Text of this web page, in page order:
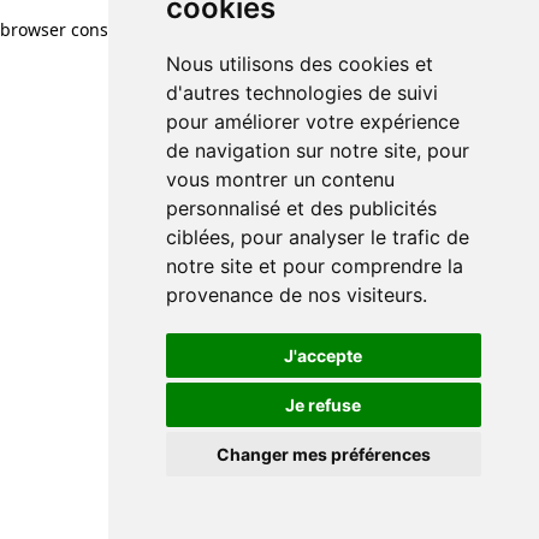
cookies
Nous utilisons des cookies et
d'autres technologies de suivi
pour améliorer votre expérience
de navigation sur notre site, pour
vous montrer un contenu
personnalisé et des publicités
ciblées, pour analyser le trafic de
notre site et pour comprendre la
provenance de nos visiteurs.
J'accepte
Je refuse
Changer mes préférences
browser console for more information)